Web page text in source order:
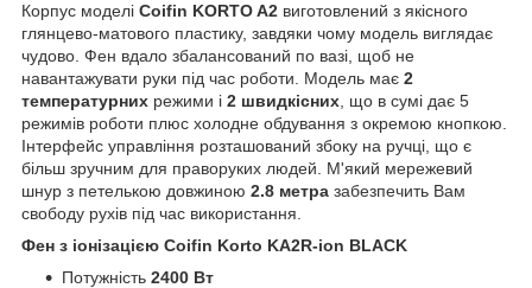
Корпус моделі Coifin KORTO A2 виготовлений з якісного
глянцево-матового пластику, завдяки чому модель виглядає
чудово. Фен вдало збалансований по вазі, щоб не
навантажувати руки під час роботи. Модель має 2
температурних режими і 2 швидкісних , що в сумі дає 5
режимів роботи плюс холодне обдування з окремою кнопкою.
Інтерфейс управління розташований збоку на ручці, що є
більш зручним для праворуких людей. М'який мережевий
шнур з петелькою довжиною 2.8 метра забезпечить Вам
свободу рухів під час використання.
Фен з іонізацією Сoifin Korto KA2R-ion BLACK
Потужність 2400 Вт